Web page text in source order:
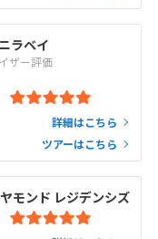
ラベイ
ザー評価
詳細はこちら
ツアーはこちら
モンド レジデンシズ